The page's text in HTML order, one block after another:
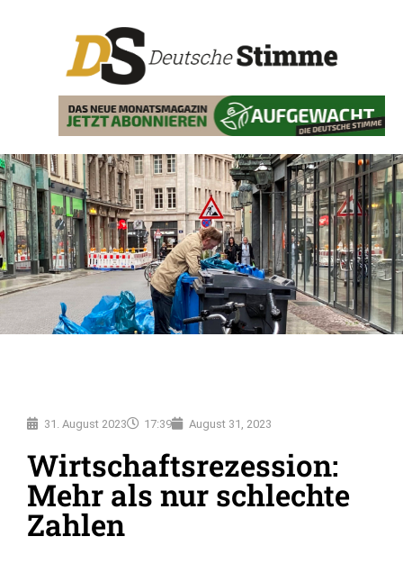
31. August 2023 17:39 August 31, 2023
Wirtschaftsrezession:
Mehr als nur schlechte
Zahlen